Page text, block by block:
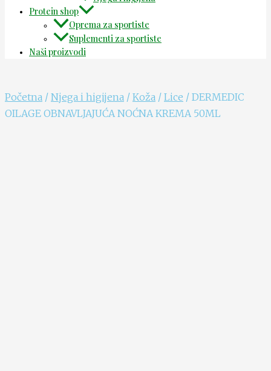
Protein shop
Oprema za sportiste
Suplementi za sportiste
Naši proizvodi
Početna / Njega i higijena / Koža / Lice / DERMEDIC
OILAGE OBNAVLJAJUĆA NOĆNA KREMA 50ML